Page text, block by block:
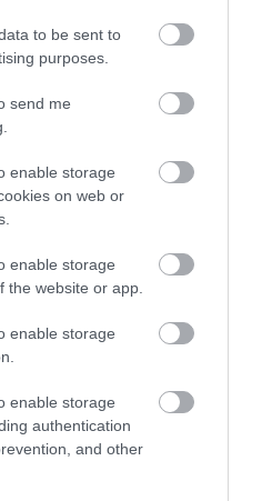
to be sent to
purposes.
send me
enable storage
on web or
enable storage
the website or app.
enable storage
enable storage
authentication
and other
EGER
ÜZLETEK KIRAKATA...
VÍZÜGYI ÁLLAMTITKÁRA
09|Mindenki ügye
MUNKA: LEHETŐSÉGEK ÉS
09|Promóció